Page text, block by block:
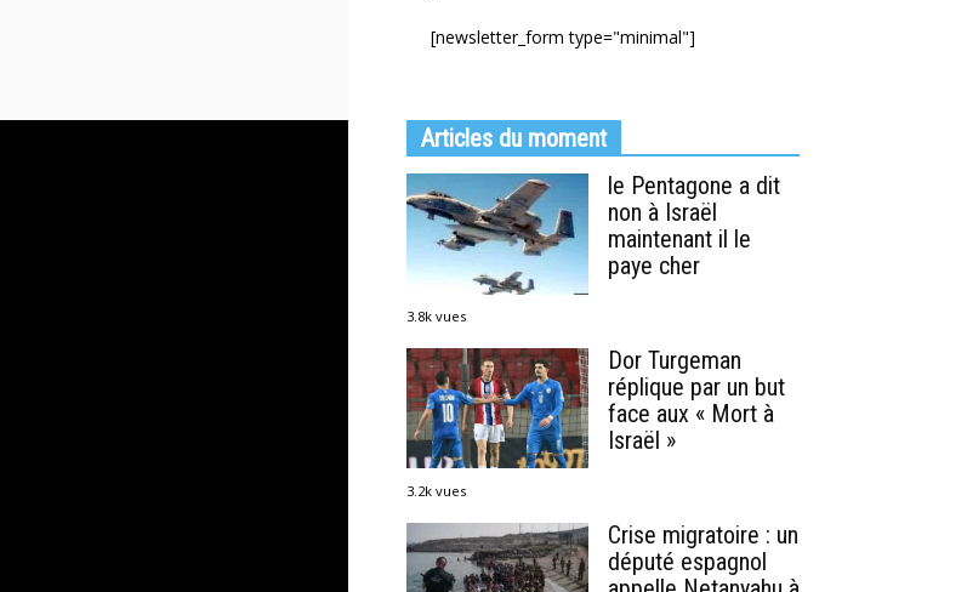
[newsletter_form type="minimal"]
Articles du moment
le Pentagone a dit
non à Israël
maintenant il le
paye cher
3.8k vues
Dor Turgeman
réplique par un but
face aux « Mort à
Israël »
3.2k vues
Crise migratoire : un
député espagnol